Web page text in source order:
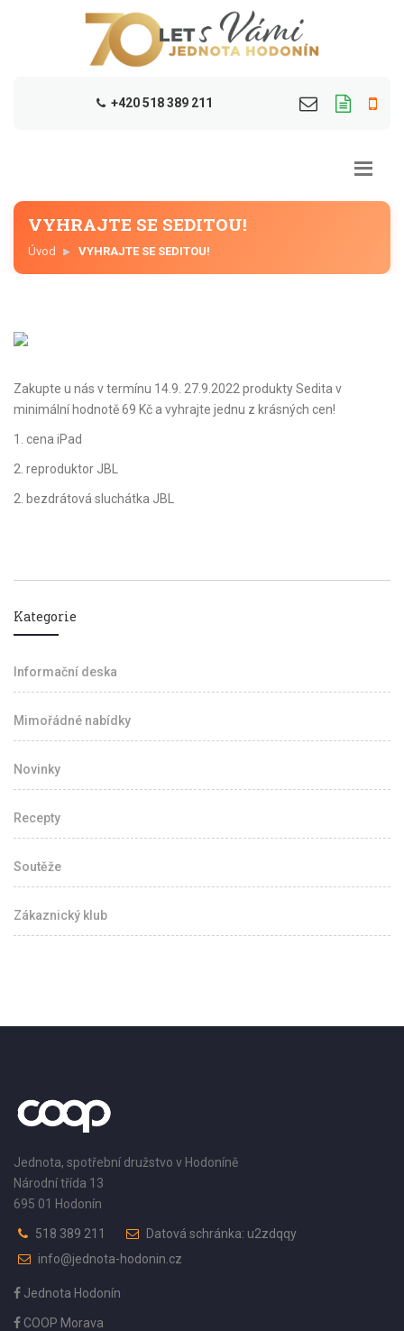
+420 518 389 211
VYHRAJTE SE SEDITOU!
Úvod VYHRAJTE SE SEDITOU!
Zakupte u nás v termínu 14.9. 27.9.2022 produkty Sedita v
minimální hodnotě 69 Kč a vyhrajte jednu z krásných cen!
1. cena iPad
2. reproduktor JBL
2. bezdrátová sluchátka JBL
Kategorie
Informační deska
Mimořádné nabídky
Novinky
Recepty
Soutěže
Zákaznický klub
Jednota, spotřební družstvo v Hodoníně
Národní třída 13
695 01 Hodonín
518 389 211
Datová schránka: u2zdqqy
info@jednota-hodonin.cz
Jednota Hodonín
COOP Morava